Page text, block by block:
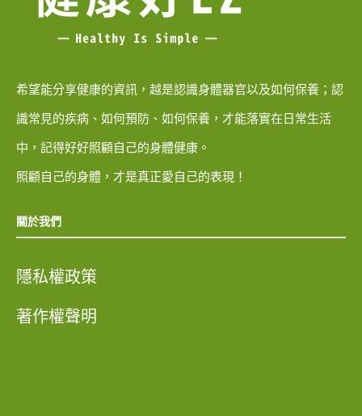
希望能分享健康的資訊，越是認識身體器官以及如何保養；認
識常見的疾病、如何預防、如何保養，才能落實在日常生活
中，記得好好照顧自己的身體健康。
照顧自己的身體，才是真正愛自己的表現！
關於我們
隱私權政策
著作權聲明